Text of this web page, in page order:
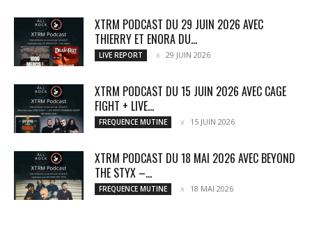
XTRM PODCAST DU 29 JUIN 2026 AVEC
THIERRY ET ENORA DU...
LIVE REPORT 29 JUIN 2026
XTRM PODCAST DU 15 JUIN 2026 AVEC CAGE
FIGHT + LIVE...
FREQUENCE MUTINE 15 JUIN 2026
XTRM PODCAST DU 18 MAI 2026 AVEC BEYOND
THE STYX –...
FREQUENCE MUTINE 18 MAI 2026